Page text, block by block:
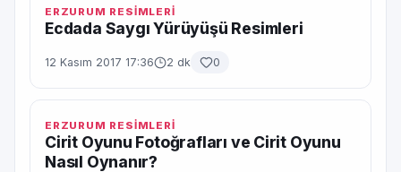
ERZURUM RESİMLERİ
Ecdada Saygı Yürüyüşü Resimleri
12 Kasım 2017 17:36 2 dk 0
ERZURUM RESİMLERİ
Cirit Oyunu Fotoğrafları ve Cirit Oyunu
Nasıl Oynanır?